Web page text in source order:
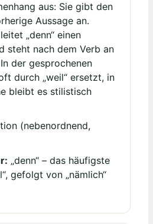
aus: Sie gibt den
Aussage an.
„denn“ einen
steht nach dem Verb an
der gesprochenen
durch „weil“ ersetzt, in
bleibt es stilistisch
(nebenordnend,
„denn“ – das häufigste
gefolgt von „nämlich“